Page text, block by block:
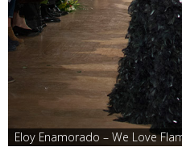
Eloy Enamorado – We Love